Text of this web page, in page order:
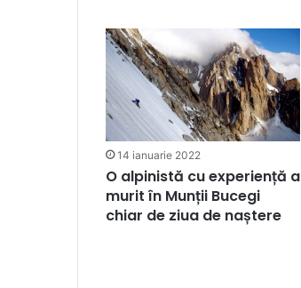
14 ianuarie 2022
O alpinistă cu experiență a
murit în Munții Bucegi
chiar de ziua de naștere